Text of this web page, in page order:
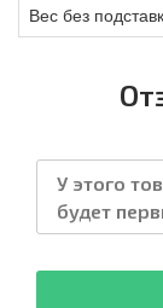
Вес без
У этого
будет